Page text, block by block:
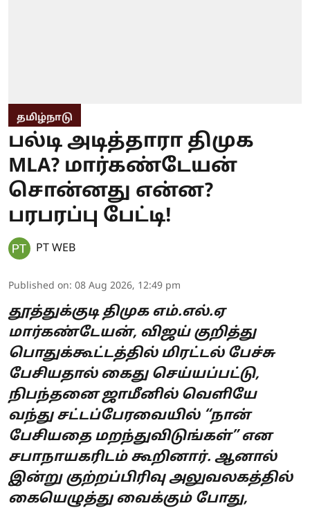
தமிழ்நாடு
பல்டி அடித்தாரா திமுக
MLA? மார்கண்டேயன்
சொன்னது என்ன?
பரபரப்பு பேட்டி!
PT WEB
Published on: 08 Aug 2026, 12:49 pm
தூத்துக்குடி திமுக எம்.எல்.ஏ
மார்கண்டேயன், விஜய் குறித்து
பொதுக்கூட்டத்தில் மிரட்டல் பேச்சு
பேசியதால் கைது செய்யப்பட்டு,
நிபந்தனை ஜாமீனில் வெளியே
வந்து சட்டப்பேரவையில் “நான்
பேசியதை மறந்துவிடுங்கள்” என
சபாநாயகரிடம் கூறினார். ஆனால்
இன்று குற்றப்பிரிவு அலுவலகத்தில்
கையெழுத்து வைக்கும் போது,